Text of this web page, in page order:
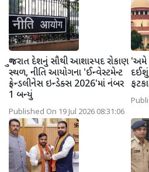
ગુજરાત દેશનું સૌથી આશાસ્પદ રોકાણ
સ્થળ, નીતિ આયોગના 'ઈન્વેસ્ટમેન્ટ
ફ્રેન્ડલીનેસ ઇન્ડેક્સ 2026'માં નંબર
1 બન્યું
Published On 19 Jul 2026 08:31:06
'અમે